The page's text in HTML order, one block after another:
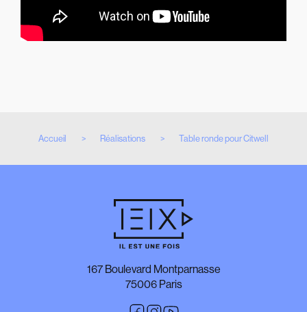
Accueil Réalisations Table ronde pour Citwell
167 Boulevard Montparnasse
75006 Paris